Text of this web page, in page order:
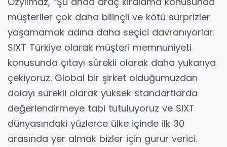
müşteriler çok daha bilinçli ve kötü sürprizler
yaşamamak adına daha seçici davranıyorlar.
SIXT Türkiye olarak müşteri memnuniyeti
konusunda çıtayı sürekli olarak daha yukarıya
çekiyoruz. Global bir şirket olduğumuzdan
dolayı sürekli olarak yüksek standartlarda
değerlendirmeye tabi tutuluyoruz ve SIXT
dünyasındaki yüzlerce ülke içinde ilk 30
arasında yer almak bizler için gurur verici.